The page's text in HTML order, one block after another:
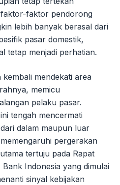
faktor pendorong
lebih banyak berasal dari
pasar domestik,
tetap menjadi perhatian.
mendekati area
memicu
pelaku pasar.
tengah mencermati
dalam maupun luar
pergerakan
tertuju pada Rapat
Indonesia yang dimulai
sinyal kebijakan